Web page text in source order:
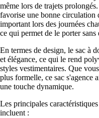
même lors de trajets
favorise une bonne circulation
important lors des journées
ce qui permet de le porter
En termes de design, le sac à
et élégance, ce qui le rend
styles vestimentaires. Que
plus formelle, ce sac s'agence
une touche dynamique.
Les principales
incluent :